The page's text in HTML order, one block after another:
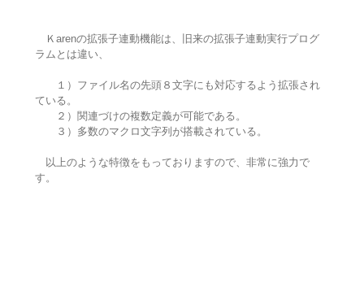
Ｋarenの拡張子連動機能は、旧来の拡張子連動実行プログ
ラムとは違い、
１）ファイル名の先頭８文字にも対応するよう拡張され
ている。
２）関連づけの複数定義が可能である。
３）多数のマクロ文字列が搭載されている。
以上のような特徴をもっておりますので、非常に強力で
す。